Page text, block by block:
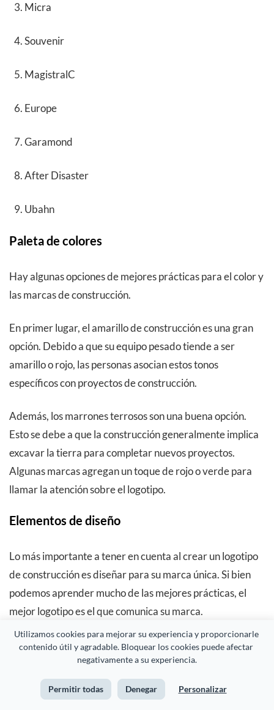
Utilizamos cookies para mejorar su experiencia y proporcionarle
contenido útil y agradable. Bloquear los cookies puede afectar
negativamente a su experiencia.
Permitir todas Denegar Personalizar
Micra
Souvenir
MagistralC
Europe
Garamond
After Disaster
Ubahn
Paleta de colores
Hay algunas opciones de mejores prácticas para el color y
las marcas de construcción.
En primer lugar, el amarillo de construcción es una gran
opción. Debido a que su equipo pesado tiende a ser
amarillo o rojo, las personas asocian estos tonos
específicos con proyectos de construcción.
Además, los marrones terrosos son una buena opción.
Esto se debe a que la construcción generalmente implica
excavar la tierra para completar nuevos proyectos.
Algunas marcas agregan un toque de rojo o verde para
llamar la atención sobre el logotipo.
Elementos de diseño
Lo más importante a tener en cuenta al crear un logotipo
de construcción es diseñar para su marca única. Si bien
podemos aprender mucho de las mejores prácticas, el
mejor logotipo es el que comunica su marca.
Al decidir qué colores, formas y letras usar, tenga en
cuenta este principio.